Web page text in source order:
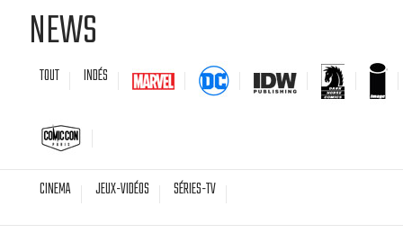
NEWS
TOUT INDÉS
CINEMA JEUX-VIDÉOS SÉRIES-TV